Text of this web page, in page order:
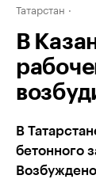
Татарстан
В
В
бетонного